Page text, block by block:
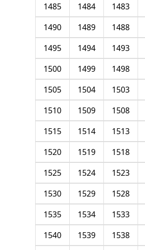
1483
1484
1485
1488
1489
1490
1493
1494
1495
1498
1499
1500
1503
1504
1505
1508
1509
1510
1513
1514
1515
1518
1519
1520
1523
1524
1525
1528
1529
1530
1533
1534
1535
1538
1539
1540